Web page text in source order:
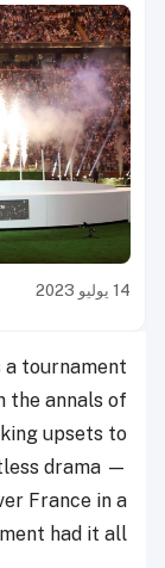
14 يوليو 2023
a tournament
the annals of
upsets to
drama —
France in a
had it all.